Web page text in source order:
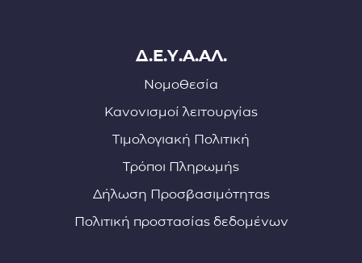
Δ.Ε.Υ.Α.ΑΛ.
Νομοθεσία
Κανονισμοί λειτουργίας
Τιμολογιακή Πολιτική
Τρόποι Πληρωμής
Δήλωση Προσβασιμότητας
Πολιτική προστασίας δεδομένων